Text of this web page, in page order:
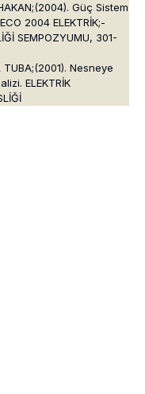
Güç Sistem
2004 ELEKTRİK;-
SEMPOZYUMU, 301-
TUBA;(2001). Nesneye
ELEKTRİK